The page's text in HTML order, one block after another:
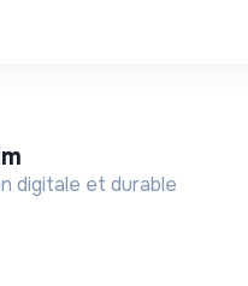
digitale et durable